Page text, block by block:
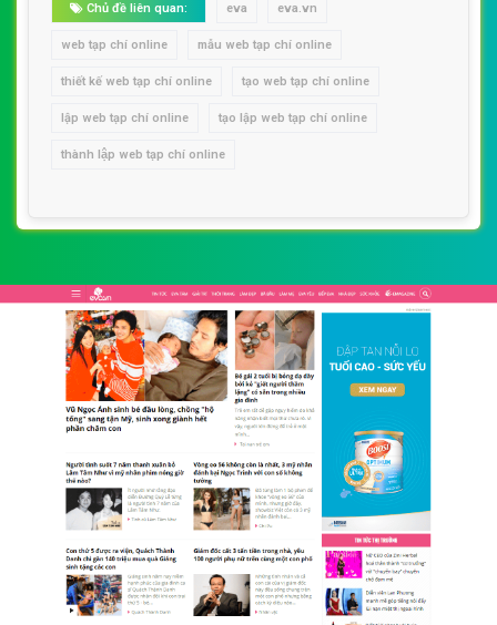
Chủ đề liên quan: eva eva.vn
web tạp chí online mẫu web tạp chí online
thiết kế web tạp chí online tạo web tạp chí online
lập web tạp chí online tạo lập web tạp chí online
thành lập web tạp chí online